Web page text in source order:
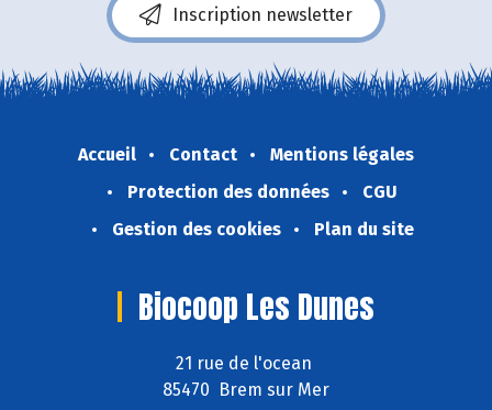
Inscription newsletter
Accueil Contact
Mentions légales
Protection des données
CGU
Gestion des cookies
Plan du site
Biocoop Les Dunes
21 rue de l'ocean
85470 Brem sur Mer